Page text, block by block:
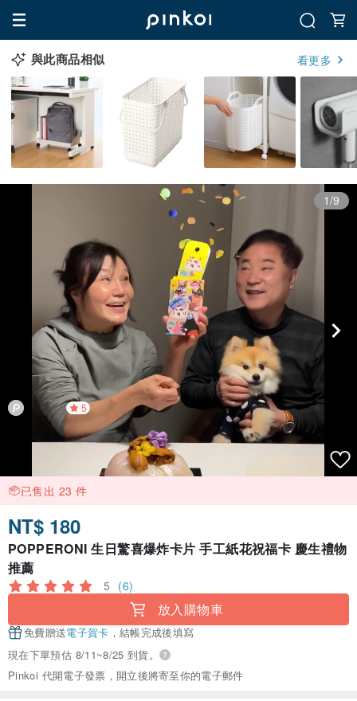
與此商品相似 看更多
1/9
5
已售出 23 件
NT$ 180
POPPERONI 生日驚喜爆炸卡片 手工紙花祝福卡 慶生禮物
推薦
5 (6)
放入購物車
免費贈送電子賀卡 ，結帳完成後填寫
現在下單預估 8/11~8/25 到貨。
Pinkoi 代開電子發票，開立後將寄至你的電子郵件